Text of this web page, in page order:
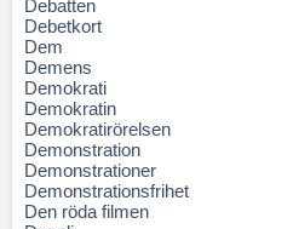
Debatten
Debetkort
Dem
Demens
Demokrati
Demokratin
Demokratirörelsen
Demonstration
Demonstrationer
Demonstrationsfrihet
Den röda filmen